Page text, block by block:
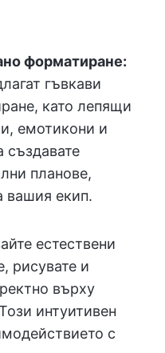
форматиране:
гъвкави
като лепящи
емотикони и
планове,
вашия екип.
естествени
рисувате и
върху
интуитивен
с